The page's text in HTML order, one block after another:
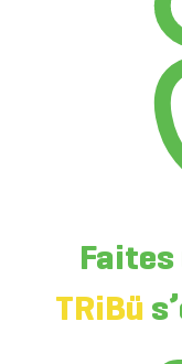
Faites
TRiBü